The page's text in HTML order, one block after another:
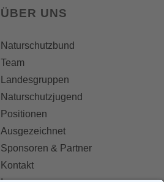
ÜBER UNS
Naturschutzbund
Team
Landesgruppen
Naturschutzjugend
Positionen
Ausgezeichnet
Sponsoren & Partner
Kontakt